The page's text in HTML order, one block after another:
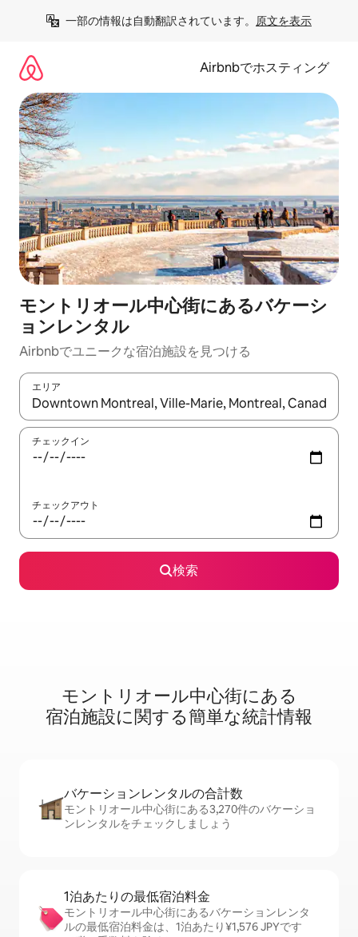
一部の情報は自動翻訳されています。 原文を表示
Airbnbでホスティング
モントリオール中心街にあるバケーシ
ョンレンタル
Airbnbでユニークな宿泊施設を見つける
エリア
検索結果が表示されたら、上下の矢印キーを使って移動するか
チェックイン
チェックアウト
検索
モントリオール中心街に⁠あ⁠る
宿⁠泊⁠施⁠設⁠に関⁠す⁠る簡⁠単⁠な統⁠計⁠情⁠報
バケーションレ⁠ン⁠タ⁠ル⁠の合⁠計⁠数
モントリオール中心街にある3,270件のバケーショ
ンレンタルをチェックしましょう
1泊あたりの最⁠低⁠宿⁠泊⁠料⁠金
モントリオール中心街にあるバケーションレンタ
ルの最低宿泊料金は、1泊あたり¥1,576 JPYです